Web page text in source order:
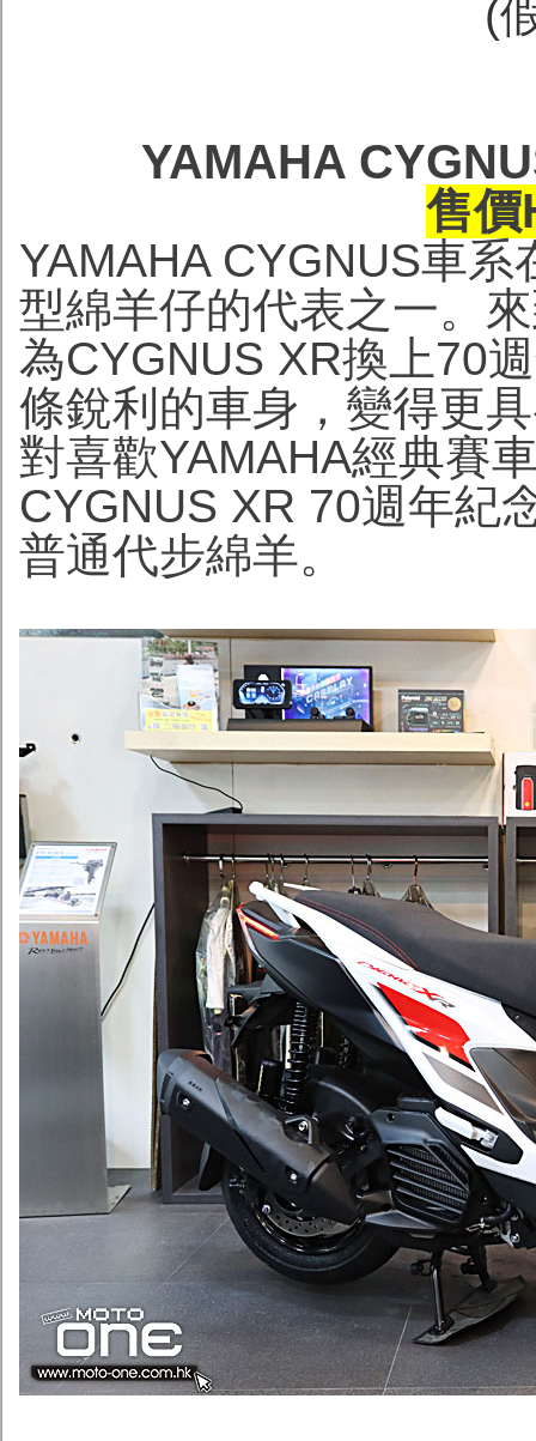
(
YAMAHA
售價
YAMAHA CYGNUS車
型綿羊仔的代表之一。
為CYGNUS XR換上70
條銳利的車身，變得更
對喜歡YAMAHA經典賽
CYGNUS XR 70週年紀
普通代步綿羊。